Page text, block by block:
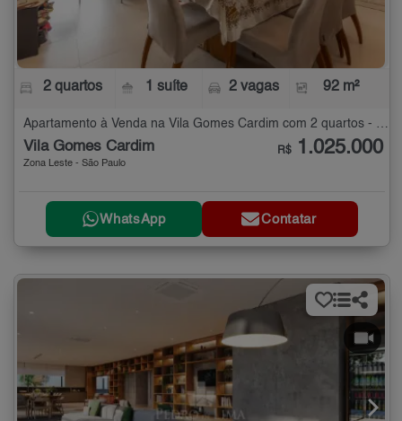
2 quartos 1 suíte 2 vagas 92 m²
Apartamento à Venda na Vila Gomes Cardim com 2 quartos - 92 m²
Vila Gomes Cardim
Zona Leste - São Paulo
R$ 1.025.000
WhatsApp Contatar